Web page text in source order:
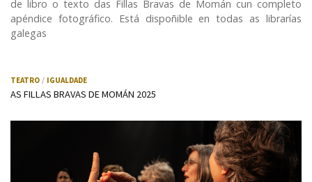
de libro o texto das Fillas Bravas de Momán cun completo
apéndice fotográfico. Está dispoñible en todas as librarías
galegas
TEATRO IGUALDADE
AS FILLAS BRAVAS DE MOMÁN 2025